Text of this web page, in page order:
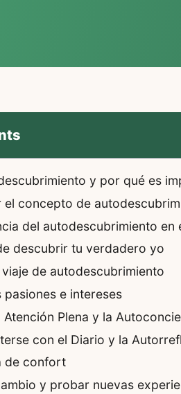
y por qué es
el concepto de
del autodescubrimiento en
descubrir tu verdadero yo
de autodescubrimiento
pasiones e intereses
Plena y la
con el Diario y la
de confort
y probar nuevas